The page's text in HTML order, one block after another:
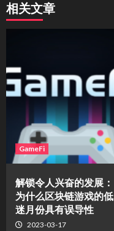
相关文章
GameFi
解锁令人兴奋的发展：
为什么区块链游戏的低
迷月份具有误导性
2023-03-17